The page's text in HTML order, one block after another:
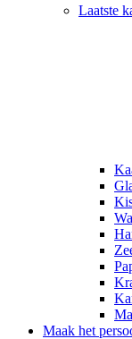
Laatste
Maak het